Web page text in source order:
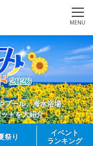
MENU
プール、海水浴場、
トを大紹介
祭り
イベント
ランキング